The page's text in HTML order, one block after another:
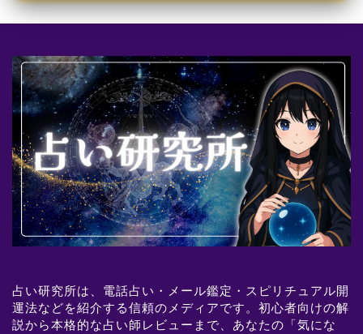
占い研究所は、電話占い・メール鑑定・スピリチュアル開
運法などを紹介する信頼のメディアです。初心者向けの解
説から本格的な占い師レビューまで、あなたの「気にな